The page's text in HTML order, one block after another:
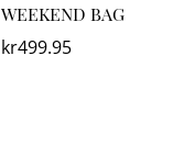
WEEKEND BAG
kr499.95